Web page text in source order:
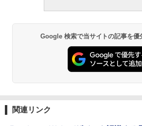
書籍リーダー、ブラ
￥16,980
Kindle Paperwhite
ション (32GB) 7イ
るさ自動調整、色調
Google 検索で当サイトの記事を優
関連リンク